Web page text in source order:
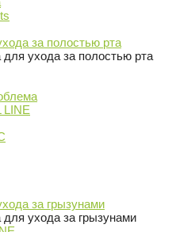
за полостью рта
ухода за полостью рта
LINE
за грызунами
ухода за грызунами